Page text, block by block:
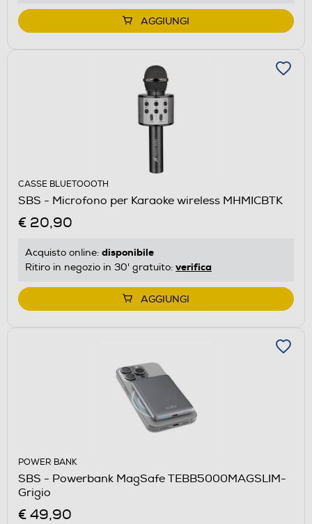
AGGIUNGI
CASSE BLUETOOOTH
SBS - Microfono per Karaoke wireless MHMICBTK
€ 20,90
Acquisto online: disponibile
Ritiro in negozio in 30' gratuito: verifica
AGGIUNGI
POWER BANK
SBS - Powerbank MagSafe TEBB5000MAGSLIM-
Grigio
€ 49,90